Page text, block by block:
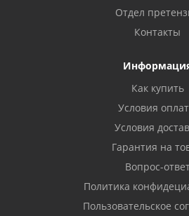
Отдел
Контакты
Как купить
Условия
Условия
Гарантия на
Вопрос-
Политика
Пользовательское